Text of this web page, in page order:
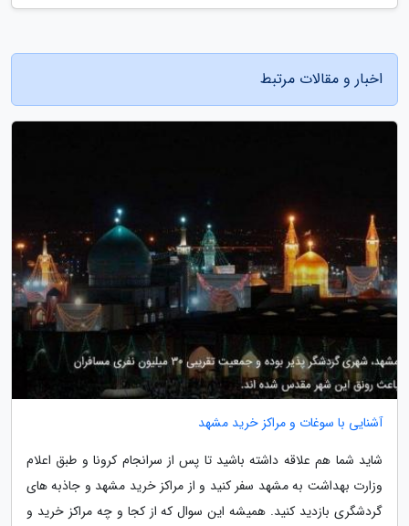
اخبار و مقالات مرتبط
آشنایی با سوغات و مراکز خرید مشهد
شاید شما هم علاقه داشته باشید تا پس از سرانجام کرونا و طبق اعلام
وزارت بهداشت به مشهد سفر کنید و از مراکز خرید مشهد و جاذبه های
گردشگری بازدید کنید. همیشه این سوال که از کجا و چه مراکز خرید و